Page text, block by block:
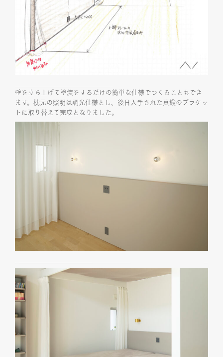
壁を立ち上げて塗装をするだけの簡単な仕様でつくることもでき
ます。枕元の照明は調光仕様とし、後日入手された真鍮のブラケッ
トに取り替えて完成となりました。